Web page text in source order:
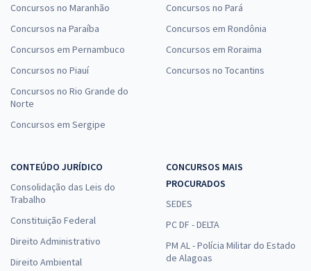
Concursos no Maranhão
Concursos na Paraíba
Concursos em Pernambuco
Concursos no Piauí
Concursos no Rio Grande do
Norte
Concursos em Sergipe
Concursos no Pará
Concursos em Rondônia
Concursos em Roraima
Concursos no Tocantins
CONTEÚDO JURÍDICO
Consolidação das Leis do
Trabalho
Constituição Federal
Direito Administrativo
Direito Ambiental
CONCURSOS MAIS
PROCURADOS
SEDES
PC DF - DELTA
PM AL - Polícia Militar do Estado
de Alagoas